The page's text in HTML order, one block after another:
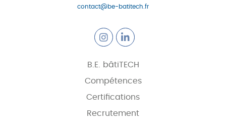
contact@be-batitech.fr
B.E. bâtiTECH
Compétences
Certifications
Recrutement